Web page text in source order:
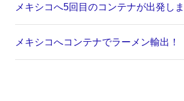
メキシコへ5回目のコンテナが出発しま
メキシコへコンテナでラーメン輸出！